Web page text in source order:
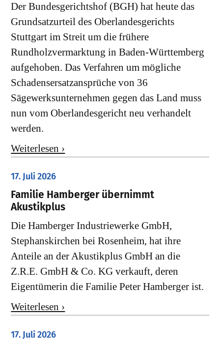
Der Bundesgerichtshof (BGH) hat heute das
Grundsatzurteil des Oberlandesgerichts
Stuttgart im Streit um die frühere
Rundholzvermarktung in Baden-Württemberg
aufgehoben. Das Verfahren um mögliche
Schadensersatzansprüche von 36
Sägewerksunternehmen gegen das Land muss
nun vom Oberlandesgericht neu verhandelt
werden.
Weiterlesen ›
17. Juli 2026
Familie Hamberger übernimmt
Akustikplus
Die Hamberger Industriewerke GmbH,
Stephanskirchen bei Rosenheim, hat ihre
Anteile an der Akustikplus GmbH an die
Z.R.E. GmbH & Co. KG verkauft, deren
Eigentümerin die Familie Peter Hamberger ist.
Weiterlesen ›
17. Juli 2026